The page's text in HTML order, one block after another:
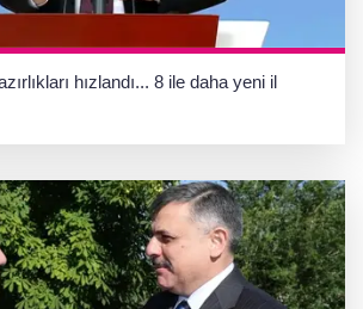
hızlandı... 8 ile daha yeni il